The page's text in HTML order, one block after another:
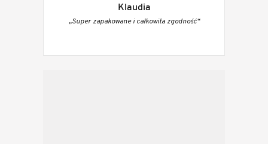
Klaudia
„Super zapakowane i całkowita zgodność“